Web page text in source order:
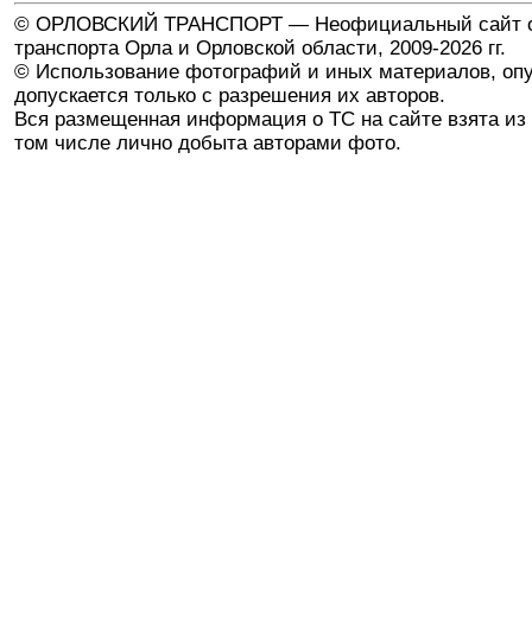
© ОРЛОВСКИЙ ТРАНСПОРТ — Неофициальный сайт
транспорта Орла и Орловской области, 2009-2026 гг.
© Использование фотографий и иных материалов,
допускается только с разрешения их авторов.
Вся размещенная информация о ТС на сайте взята из
том числе лично добыта авторами фото.